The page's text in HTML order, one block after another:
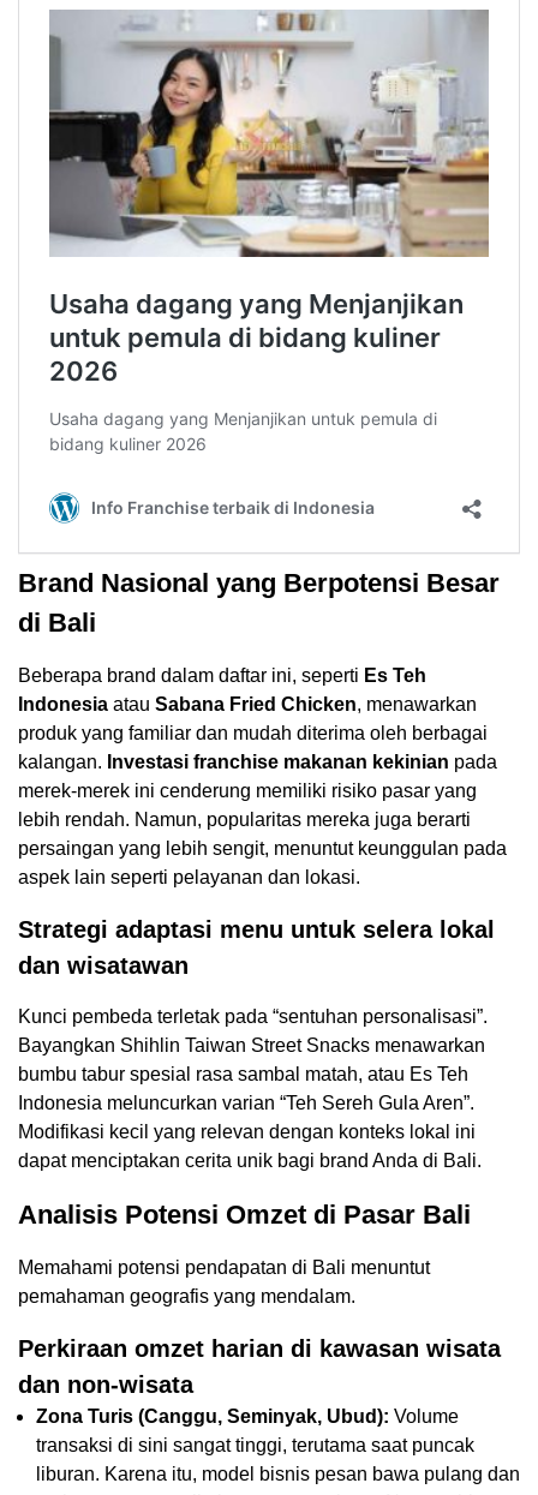
Brand Nasional yang Berpotensi Besar
di Bali
Beberapa brand dalam daftar ini, seperti Es Teh
Indonesia atau Sabana Fried Chicken, menawarkan
produk yang familiar dan mudah diterima oleh berbagai
kalangan. Investasi franchise makanan kekinian pada
merek-merek ini cenderung memiliki risiko pasar yang
lebih rendah. Namun, popularitas mereka juga berarti
persaingan yang lebih sengit, menuntut keunggulan pada
aspek lain seperti pelayanan dan lokasi.
Strategi adaptasi menu untuk selera lokal
dan wisatawan
Kunci pembeda terletak pada “sentuhan personalisasi”.
Bayangkan Shihlin Taiwan Street Snacks menawarkan
bumbu tabur spesial rasa sambal matah, atau Es Teh
Indonesia meluncurkan varian “Teh Sereh Gula Aren”.
Modifikasi kecil yang relevan dengan konteks lokal ini
dapat menciptakan cerita unik bagi brand Anda di Bali.
Analisis Potensi Omzet di Pasar Bali
Memahami potensi pendapatan di Bali menuntut
pemahaman geografis yang mendalam.
Perkiraan omzet harian di kawasan wisata
dan non-wisata
Zona Turis (Canggu, Seminyak, Ubud): Volume
transaksi di sini sangat tinggi, terutama saat puncak
liburan. Karena itu, model bisnis pesan bawa pulang dan